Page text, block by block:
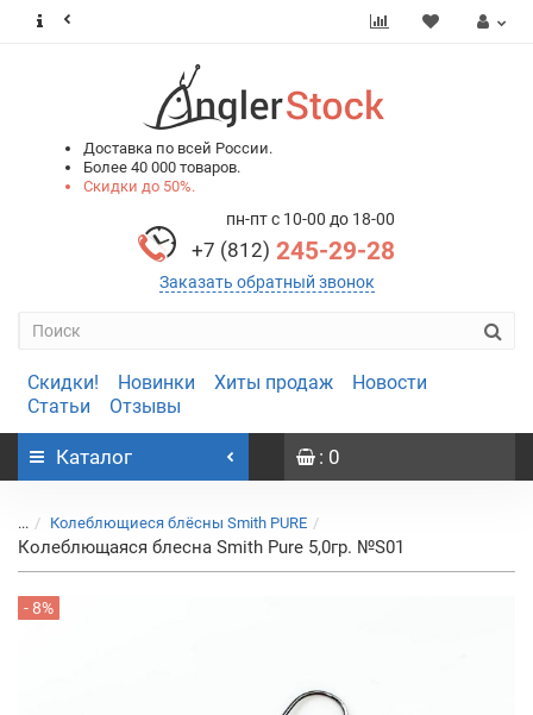
Доставка по всей России.
Более 40 000 товаров.
Скидки до 50%.
пн-пт с 10-00 до 18-00
+7 (812) 245-29-28
Заказать обратный звонок
Скидки! Новинки Хиты продаж
Новости
Статьи
Отзывы
Каталог : 0
... Колеблющиеся блёсны Smith PURE
Колеблющаяся блесна Smith Pure 5,0гр. №S01
- 8%